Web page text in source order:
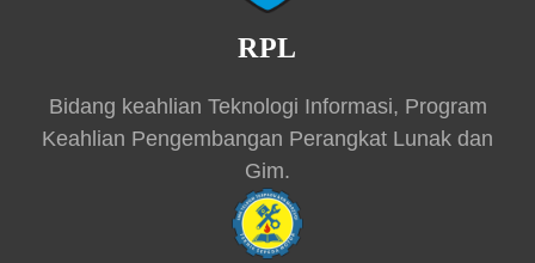
RPL
Bidang keahlian Teknologi Informasi, Program
Keahlian Pengembangan Perangkat Lunak dan
Gim.